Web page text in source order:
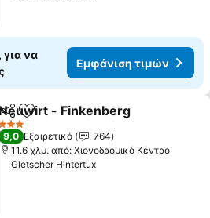
για να
Εμφάνιση τιμών
Κοινοποίηση
Προσθήκη στα αγαπημένα
Neuwirt - Finkenberg
3 Αστέρια
9,0 Εξαιρετικό
764
11.6 χλμ. από: Χιονοδρομικό Κέντρο
Gletscher Hintertux